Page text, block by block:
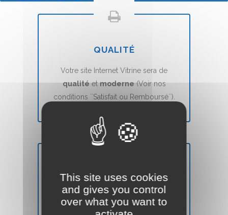
QUALITÉ
Votre site Internet Vitrine sera de
qualitéetmoderne(Voir nos
conditions ``Satisfait ou Remboursé``).
DÉLAIS
Votre site Web Vitrine sera mis en ligne
7 jours(voir nos CGVs).
This site uses cookies
and gives you control
over what you want to